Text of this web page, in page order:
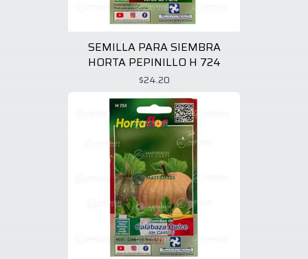
SEMILLA PARA SIEMBRA
HORTA PEPINILLO H 724
$24.20